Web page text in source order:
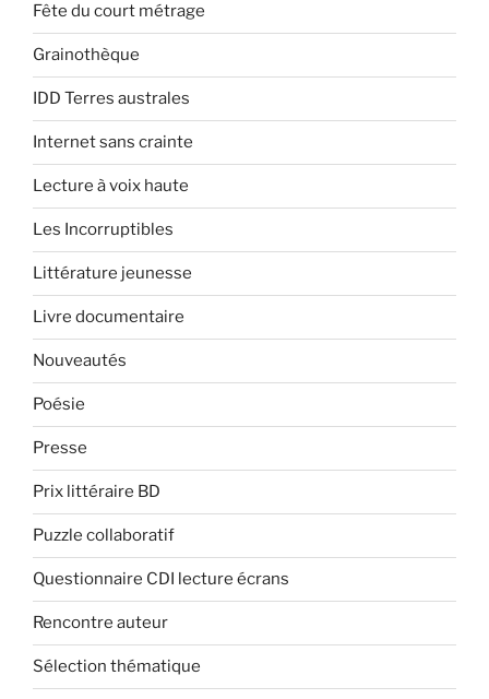
Fête du court métrage
Grainothèque
IDD Terres australes
Internet sans crainte
Lecture à voix haute
Les Incorruptibles
Littérature jeunesse
Livre documentaire
Nouveautés
Poésie
Presse
Prix littéraire BD
Puzzle collaboratif
Questionnaire CDI lecture écrans
Rencontre auteur
Sélection thématique